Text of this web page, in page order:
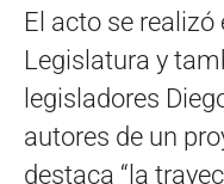
El acto se
Legislatura y
legisladores
autores de un
destaca “la